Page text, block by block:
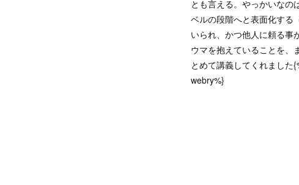
とも言える。やっかいなの
ベルの段階へと表面化する
いられ、かつ他人に頼る事
ウマを抱えていることを、
とめて講義してくれました
webry%}